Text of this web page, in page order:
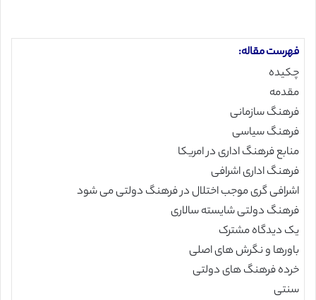
فهرست مقاله:
چکیده
مقدمه
فرهنگ سازمانی
فرهنگ سیاسی
منابع فرهنگ اداری در امریکا
فرهنگ اداری اشرافی
اشرافی گری موجب اختلال در فرهنگ دولتی می شود
فرهنگ دولتی شایسته سالاری
یک دیدگاه مشترک
باورها و نگرش های اصلی
خرده فرهنگ های دولتی
سنتی